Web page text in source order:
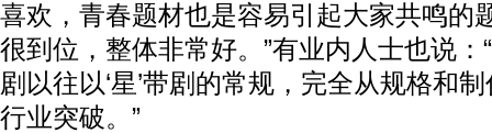
喜欢，青春题材也是容易引起大家共鸣的
很到位，整体非常好。”有业内人士也说：
剧以往以‘星’带剧的常规，完全从规格和
行业突破。”